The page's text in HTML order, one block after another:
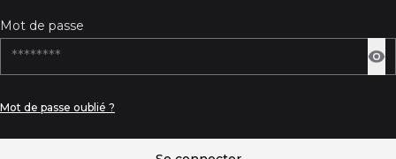
Mot de passe
Mot de passe oublié ?